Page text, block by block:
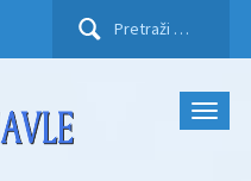
Pretraži: